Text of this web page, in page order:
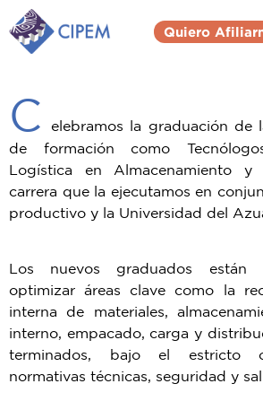
Quiero
C
elebramos la graduación de
de formación como
Logística en Almacenamiento y
carrera que la ejecutamos en
productivo y la Universidad del
Los nuevos graduados están
optimizar áreas clave como la
interna de materiales,
interno, empacado, carga y
terminados, bajo el estricto
normativas técnicas, seguridad y